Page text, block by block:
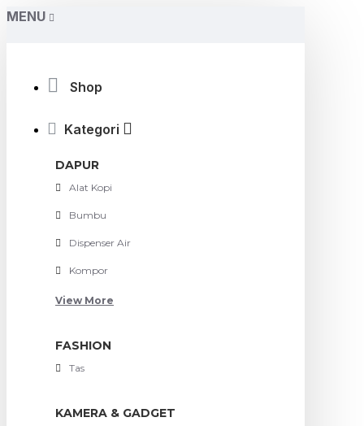
MENU
Shop
Kategori
DAPUR
Alat Kopi
Bumbu
Dispenser Air
Kompor
View More
FASHION
Tas
KAMERA & GADGET